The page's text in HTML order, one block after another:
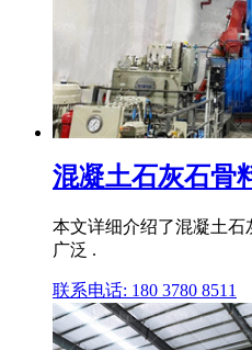
混凝土石灰石骨
本文详细介绍了混凝土
广泛 .
联系电话: 180 3780 8511